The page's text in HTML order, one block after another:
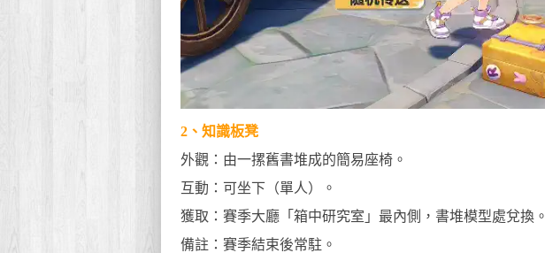
2、知識板凳
外觀：由一摞舊書堆成的簡易座椅。
互動：可坐下（單人）。
獲取：賽季大廳「箱中研究室」最內側，書堆模型處兌換。
備註：賽季結束後常駐。